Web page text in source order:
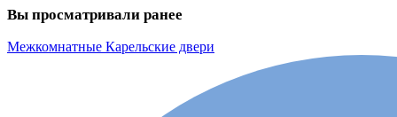
Вы просматривали ранее
Межкомнатные Карельские двери